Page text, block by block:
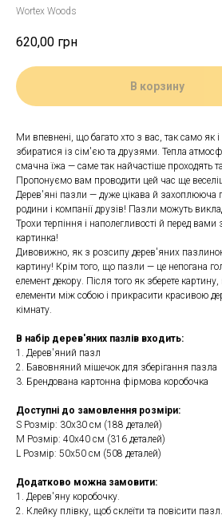
Wortex Woods
620,00 грн
В корзину
Ми впевнені, що багато хто з вас, так само як
збиратися із сім'єю та друзями. Тепла
смачна їжа — саме так найчастіше проходять
Пропонуємо вам проводити цей час ще
Дерев'яні пазли — дуже цікава й захоплююча
родини і компанії друзів! Пазли можуть
Трохи терпіння і наполегливості й перед
картинка!
Дивовижно, як з розсипу дерев'яних
картину! Крім того, що пазли — це непогана
елемент декору. Після того як зберете картину,
елементи між собою і прикрасити красивою
кімнату.
В набір дерев'яних пазлів входить:
1. Дерев'яний пазл
2. Бавовняний мішечок для зберігання пазла
3. Брендована картонна фірмова коробочка
Доступні до замовлення розміри:
S Розмір: 30х30 см (188 деталей)
M Розмір: 40х40 см (316 деталей)
L Розмір: 50х50 см (508 деталей)
Додатково можна замовити:
1. Дерев'яну коробочку.
2. Клейку плівку, щоб склеїти та повісити пазл.